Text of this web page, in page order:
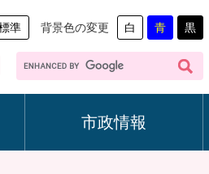
準 背景色の変更 白 青 黒
G
o
市政情報